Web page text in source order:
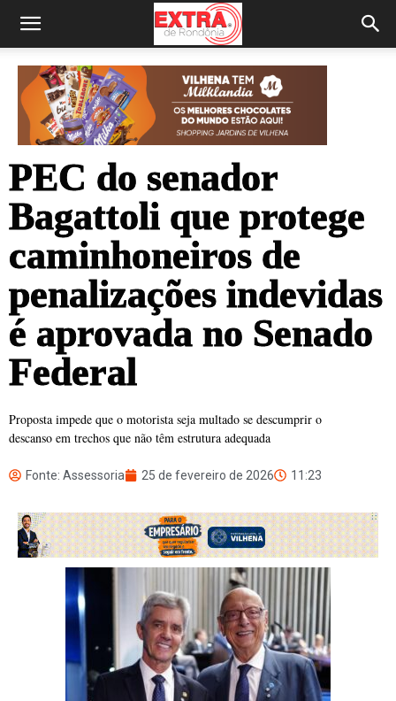
PEC do senador
Bagattoli que protege
caminhoneiros de
penalizações indevidas
é aprovada no Senado
Federal
Proposta impede que o motorista seja multado se descumprir o
descanso em trechos que não têm estrutura adequada
Fonte: Assessoria 25 de fevereiro de 2026 11:23